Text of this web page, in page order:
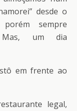
desde o
sempre
Mas, um dia
em frente ao
legal,